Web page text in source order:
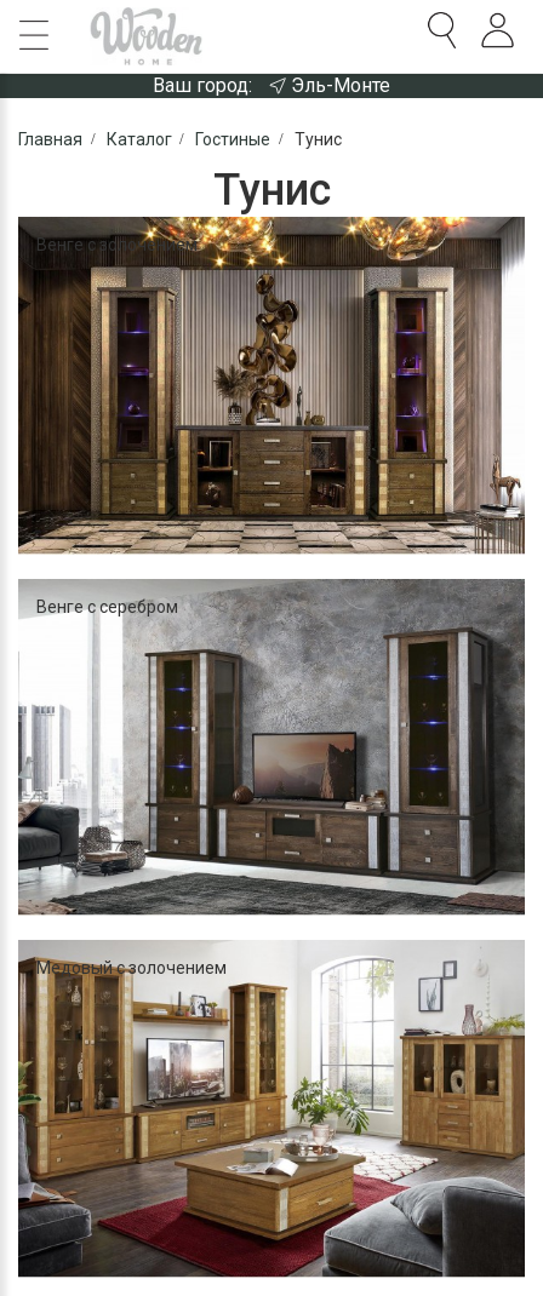
Ваш город: Эль-Монте
Главная Каталог Гостиные Тунис
Тунис
Венге с золочением
Венге с серебром
Медовый с золочением